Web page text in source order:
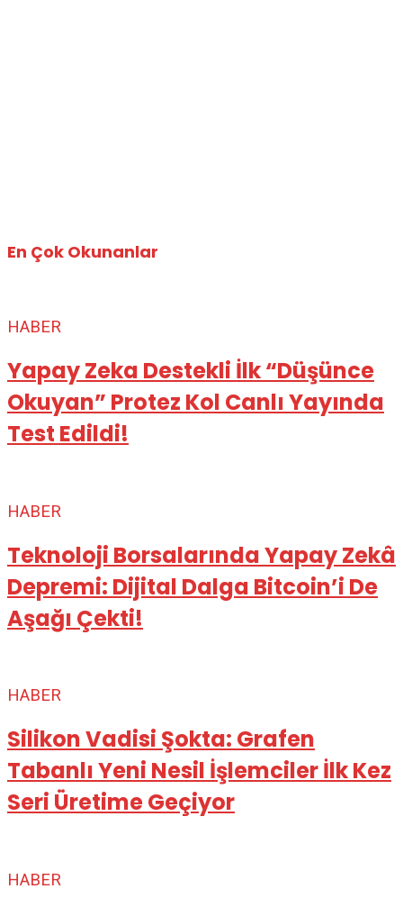
En Çok Okunanlar
HABER
Yapay Zeka Destekli İlk “Düşünce
Okuyan” Protez Kol Canlı Yayında
Test Edildi!
HABER
Teknoloji Borsalarında Yapay Zekâ
Depremi: Dijital Dalga Bitcoin’i De
Aşağı Çekti!
HABER
Silikon Vadisi Şokta: Grafen
Tabanlı Yeni Nesil İşlemciler İlk Kez
Seri Üretime Geçiyor
HABER